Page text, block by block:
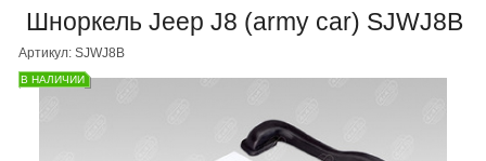
Шноркель Jeep J8 (army car) SJWJ8B
Артикул: SJWJ8B
В НАЛИЧИИ